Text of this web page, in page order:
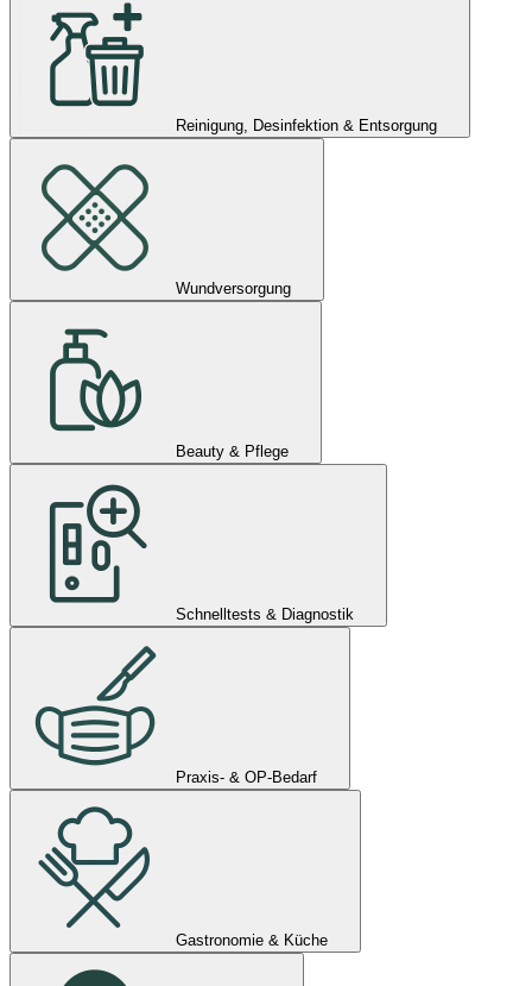
Reinigung, Desinfektion & Entsorgung
Wundversorgung
Beauty & Pflege
Schnelltests & Diagnostik
Praxis- & OP-Bedarf
Gastronomie & Küche